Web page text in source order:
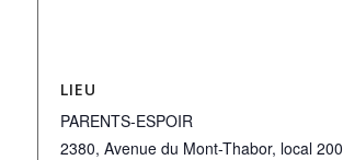
LIEU
PARENTS-ESPOIR
2380, Avenue du Mont-Thabor, local 200